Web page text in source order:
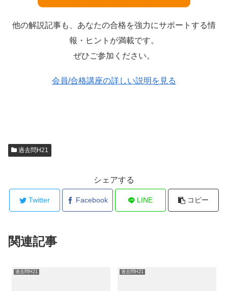
他の解説記事も、あなたの合格を強力にサポートする情
報・ヒントが満載です。
ぜひご参加ください。
会員/合格講座の詳しい説明を見る
過去問H21
シェアする
Twitter Facebook LINE コピー
関連記事
過去問H21 過去問H21